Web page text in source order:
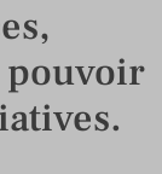
pouvoir